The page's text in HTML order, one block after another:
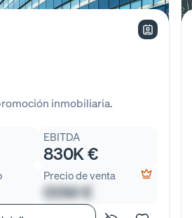
inmobiliaria.
EBITDA
830K €
Precio de venta
00M €